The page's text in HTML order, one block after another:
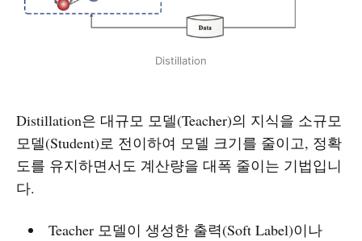
Distillation
Distillation은 대규모 모델(Teacher)의 지식을 소규모
모델(Student)로 전이하여 모델 크기를 줄이고, 정확
도를 유지하면서도 계산량을 대폭 줄이는 기법입니
다.
Teacher 모델이 생성한 출력(Soft Label)이나